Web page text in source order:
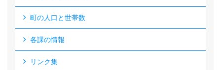
町の人口と世帯数
各課の情報
リンク集